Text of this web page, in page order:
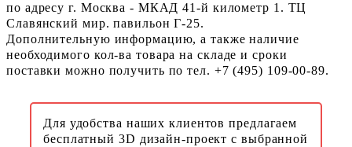
по адресу г. Москва - МКАД 41-й километр 1. ТЦ
Славянский мир. павильон Г-25.
Дополнительную информацию, а также наличие
необходимого кол-ва товара на складе и сроки
поставки можно получить по тел. +7 (495) 109-00-89.
Для удобства наших клиентов предлагаем
бесплатный 3D дизайн-проект с выбранной